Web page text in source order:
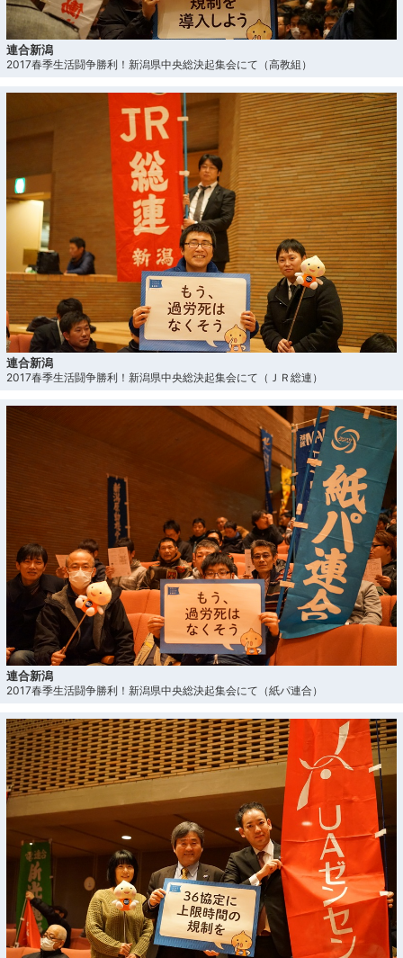
連合新潟
2017春季生活闘争勝利！新潟県中央総決起集会にて（高教組）
連合新潟
2017春季生活闘争勝利！新潟県中央総決起集会にて（ＪＲ総連）
連合新潟
2017春季生活闘争勝利！新潟県中央総決起集会にて（紙パ連合）